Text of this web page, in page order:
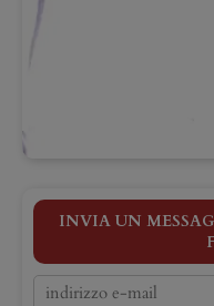
INVIA UN